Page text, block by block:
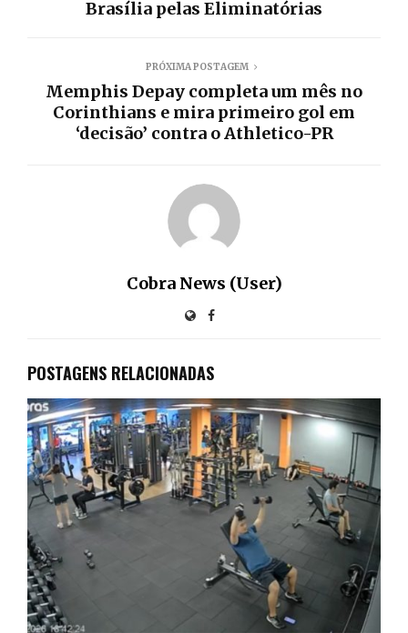
Brasília pelas Eliminatórias
PRÓXIMA POSTAGEM
Memphis Depay completa um mês no
Corinthians e mira primeiro gol em
‘decisão’ contra o Athletico-PR
Cobra News (User)
POSTAGENS RELACIONADAS